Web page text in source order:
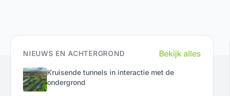
NIEUWS EN ACHTERGROND Bekijk alles
Kruisende tunnels in interactie met de
ondergrond